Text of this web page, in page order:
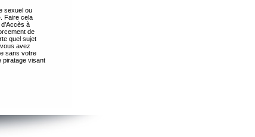
sexuel ou
Faire cela
à
de
quel sujet
avez
sans votre
piratage visant